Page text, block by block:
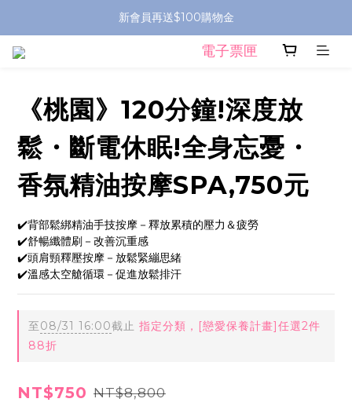
新會員再送$100購物金
電子票匣
《桃園》120分鐘!深度放
鬆・斷電休眠!全身忘憂・
香氛精油按摩SPA,750元
✔️背部鬆綁精油手技按摩－釋放累積的壓力＆疲勞
✔️舒暢纖體刷－改善沉重感
✔️頭肩頸釋壓按摩－放鬆緊繃思緒
✔️溫感太空艙循環－促進放鬆排汗
至08/31 16:00截止 指定分類，[戀愛保養計畫]任選2件
88折
NT$750 NT$8,800